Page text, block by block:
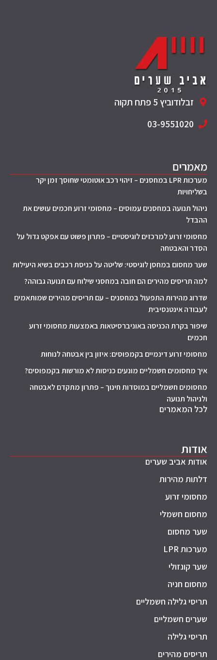
זבלודוביץ 5 פתח תקוה
03-9551020
מאמרים
מערכות LPR במחסנים – זיהוי רכב אוטומטי שחוסך זמן יקר
בשליחויות
ניהול תנועה במחסנים עמוסים – מחסומי זרוע חכמים עושים את
ההבדל
מחסומי זרוע למרכזים לוגיסטיים – פתרון פשוט עם אפקט גדול על
הסדר והאבטחה
שער מחסום במחסן לוגיסטי: שליטה על כניסת רכבים בשיא היעילות
למה תריסים מהירים הם חובה במחסני שילוח עם תנועה גבוהה?
שדרוג מהירות התפעול במחסנים – עם תריסים מהירים שמותאמים
לעבודה אינטנסיבית
שיפור בקרת הכניסה באוניברסיטאות באמצעות מחסומי זרוע
חכמים
מחסומי זרוע דינמיים בקמפוסים: איזון בין אבטחה לנוחות
איך מחסומים חשמליים מונעים כניסות לא מורשות בקמפוסים?
מחסומים חשמליים במוסדות חינוך – פתרון מתקדם לאבטחה
ולניהול תנועה
לכל המאמרים
אודות
אודות אביב שערים
דלתות מהירות
מחסומי זרוע
מחסום חשמלי
שער מחסום
מערכות LPR
שער קונזולי
מחסום חניה
תריסי גלילה חשמליים
שערים חשמליים
תריסי גלילה
תריסים מהירים